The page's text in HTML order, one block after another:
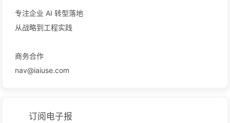
专注企业 AI 转型落地
从战略到工程实践
商务合作
nav@iaiuse.com
订阅电子报